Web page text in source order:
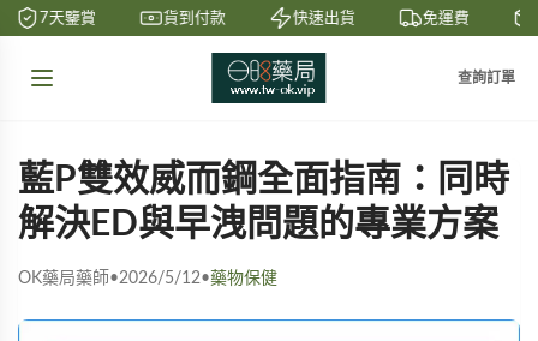
7天鑒賞 貨到付款 快速出貨 免運費
查詢訂單
藍P雙效威而鋼全面指南：同時
解決ED與早洩問題的專業方案
OK藥局藥師•2026/5/12•藥物保健